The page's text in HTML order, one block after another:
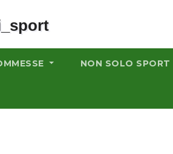
NON SOLO SPORT